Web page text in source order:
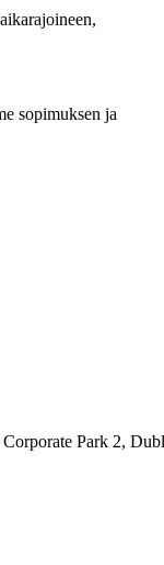
sopimuksen ja
Park 2,